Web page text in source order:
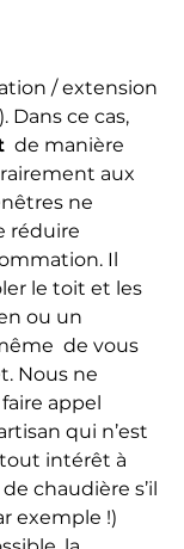
/ extension
Dans ce cas,
  de manière
aux
ne
réduire
Il
le toit et les
ou un
de vous
Nous ne
appel
qui n’est
intérêt à
chaudière s’il
exemple !)